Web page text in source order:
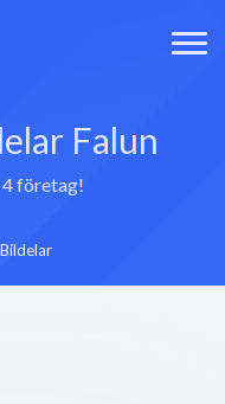
Falun
4 företag!
Bildelar